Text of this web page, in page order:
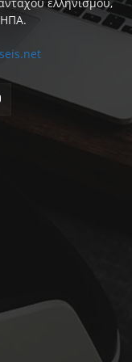
ελληνισμού,
ΗΠΑ.